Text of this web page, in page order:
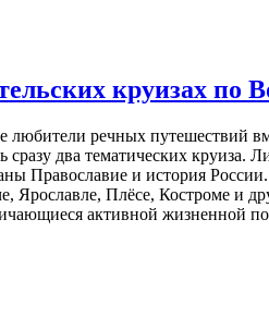
круизах по
любители речных путешествий
сразу два тематических круиза.
Православие и история
Ярославле, Плёсе, Костроме и
активной жизненной